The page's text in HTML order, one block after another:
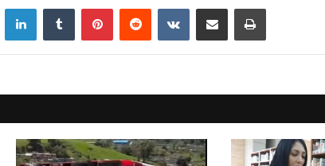
LinkedInTumblr PinterestReddit VKontakte
Compartir vía Mail Print